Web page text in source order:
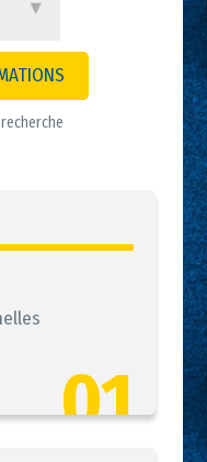
01